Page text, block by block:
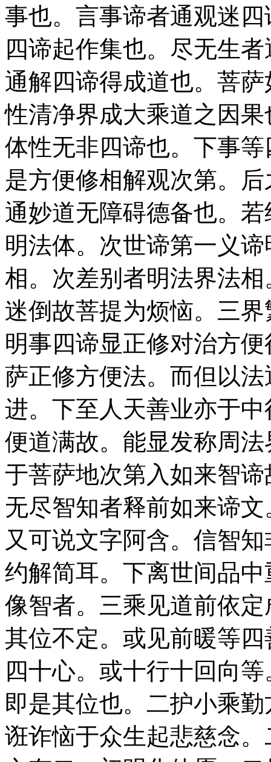
事也。言事谛者通观迷
四谛起作集也。尽无生
通解四谛得成道也。菩
性清净界成大乘道之因
体性无非四谛也。下事
是方便修相解观次第。
通妙道无障碍德备也。
明法体。次世谛第一义
相。次差别者明法界法
迷倒故菩提为烦恼。三
明事四谛显正修对治方
萨正修方便法。而但以
进。下至人天善业亦于
便道满故。能显发称周
于菩萨地次第入如来智
无尽智知者释前如来谛
又可说文字阿含。信智
约解简耳。下离世间品
像智者。三乘见道前依
其位不定。或见前暖等
四十心。或十行十回向
即是其位也。二护小乘
诳诈恼于众生起悲慈念